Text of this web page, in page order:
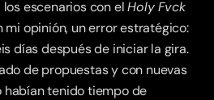
escenarios con el Holy Fvck
mi opinión, un error estratégico:
días después de iniciar la gira.
de propuestas y con nuevas
habían tenido tiempo de